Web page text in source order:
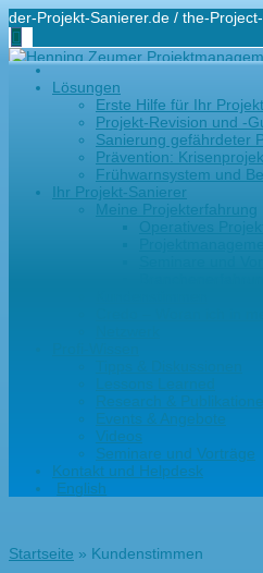
der-Projekt-Sanierer.de / the-
+49-171-48 44 100
hz@der-projekt-sanierer.de
Lösungen
Erste Hilfe für Ihr Projekt
Projekt-Revision und -
Sanierung gefährdeter
Prävention:
Frühwarnsystem und
Ihr Projekt-Sanierer
Meine Projekterfahrung
Operatives
Research & Publikationen
Events & Angebote
Videos
Seminare und Vorträge
Kontakt und Helpdesk
English
Startseite » Kundenstimmen